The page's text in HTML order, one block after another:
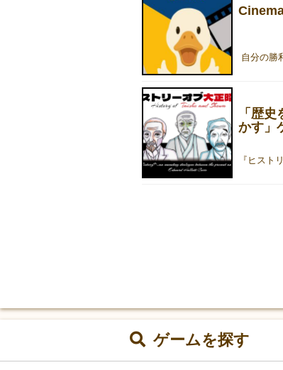
「歴
かす」
ゲームを探す